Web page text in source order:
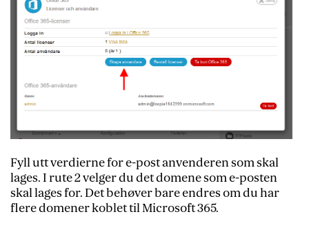
Fyll utt verdierne for e-post anvenderen som skal
lages. I rute 2 velger du det domene som e-posten
skal lages for. Det behøver bare endres om du har
flere domener koblet til Microsoft 365.